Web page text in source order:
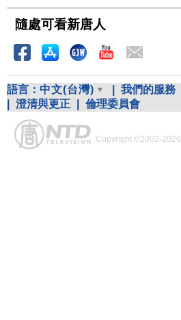
隨處可看新唐人
語言： 中文(台灣) 我們的服務
澄清與更正 倫理委員會
Copyright ©2002-2026